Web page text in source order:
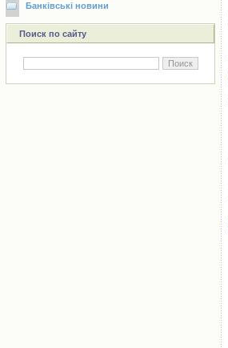
Банківські новини
Поиск по сайту